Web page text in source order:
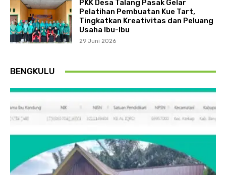
PKK Desa Talang Pasak Gelar
Pelatihan Pembuatan Kue Tart,
Tingkatkan Kreativitas dan Peluang
Usaha Ibu-Ibu
29 Juni 2026
BENGKULU